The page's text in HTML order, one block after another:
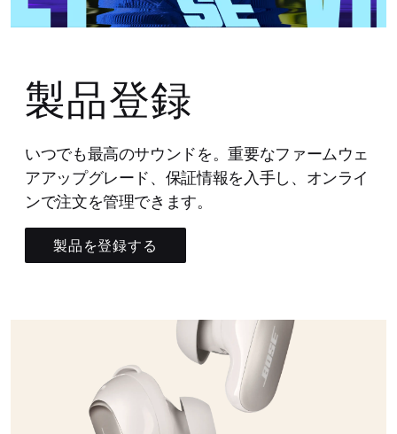
製品登録
いつでも最高のサウンドを。重要なファームウェ
アアップグレード、保証情報を入手し、オンライ
ンで注文を管理できます。
製品を登録する